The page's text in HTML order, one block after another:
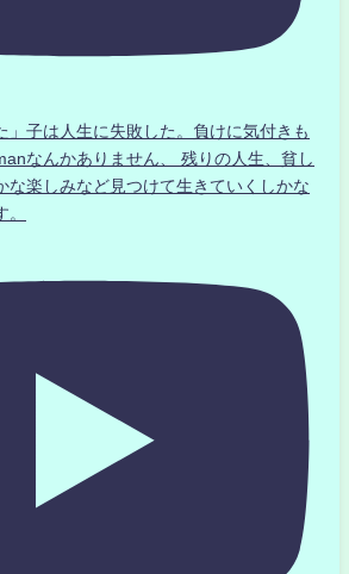
」子は人生に失敗した。負けに気付きも
なんかありません、 残りの人生、貧し
な楽しみなど見つけて生きていくしかな